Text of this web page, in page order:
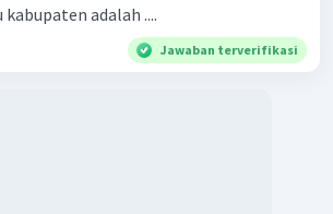
adalah ....
Jawaban terverifikasi